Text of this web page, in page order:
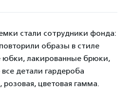
стали сотрудники фонда:
образы в стиле
юбки, лакированные брюки,
детали гардероба
цветовая гамма.